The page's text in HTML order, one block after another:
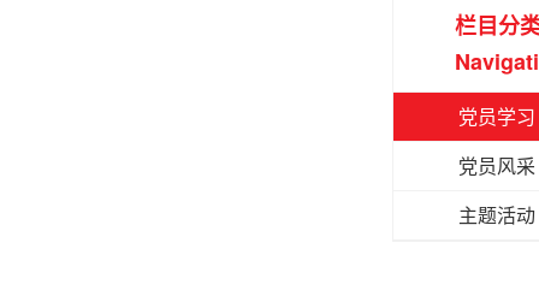
栏目分
党员学习
党员风采
主题活动